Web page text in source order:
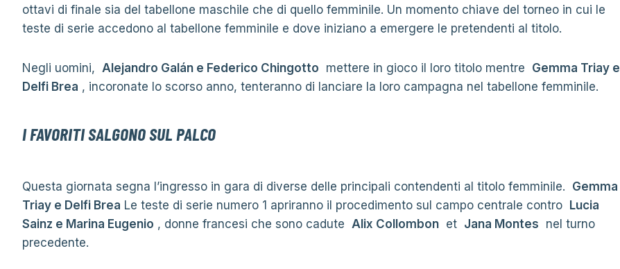
ottavi di finale sia del tabellone maschile che di quello femminile. Un momento chiave del torneo in cui le
teste di serie accedono al tabellone femminile e dove iniziano a emergere le pretendenti al titolo.
Negli uomini, Alejandro Galán e Federico Chingotto mettere in gioco il loro titolo mentre Gemma Triay e
Delfi Brea , incoronate lo scorso anno, tenteranno di lanciare la loro campagna nel tabellone femminile.
I FAVORITI SALGONO SUL PALCO
Questa giornata segna l’ingresso in gara di diverse delle principali contendenti al titolo femminile. Gemma
Triay e Delfi Brea Le teste di serie numero 1 apriranno il procedimento sul campo centrale contro
Lucia
Sainz e Marina Eugenio , donne francesi che sono cadute Alix Collombon et Jana Montes nel turno
precedente.